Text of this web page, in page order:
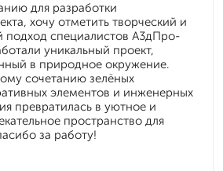
для разработки
хочу отметить творческий и
подход специалистов А3дПро-
уникальный проект,
в природное окружение.
сочетанию зелёных
элементов и инженерных
превратилась в уютное и
пространство для
за работу!